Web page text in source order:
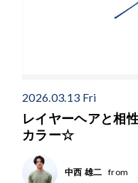
2026.03.13 Fri
レイヤーヘアと相
カラー☆
中西 雄二 from